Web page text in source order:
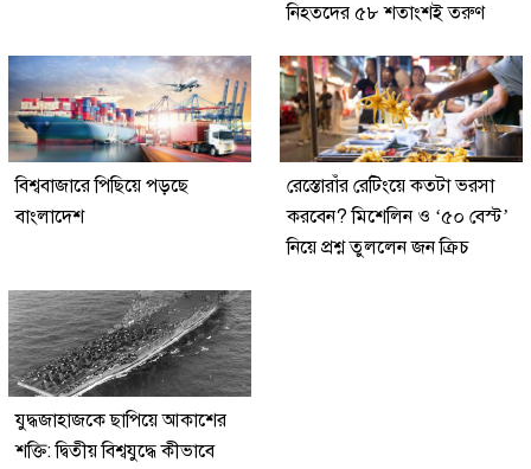
নিহতদের ৫৮ শতাংশই তরুণ
বিশ্ববাজারে পিছিয়ে পড়ছে
বাংলাদেশ
রেস্তোরাঁর রেটিংয়ে কতটা ভরসা
করবেন? মিশেলিন ও ‘৫০ বেস্ট’
নিয়ে প্রশ্ন তুললেন জন ক্রিচ
যুদ্ধজাহাজকে ছাপিয়ে আকাশের
শক্তি: দ্বিতীয় বিশ্বযুদ্ধে কীভাবে